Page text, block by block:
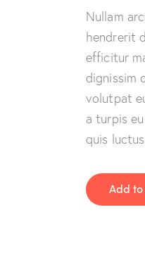
Nullam
hendrerit
efficitur
dignissim
volutpat
a turpis
quis
Add